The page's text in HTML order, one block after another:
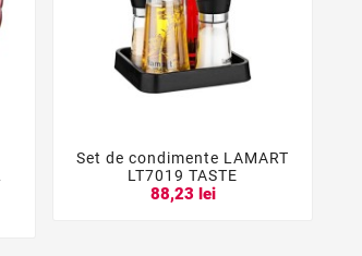
  
Set de condimente LAMART
LT7019 TASTE
88,23 lei